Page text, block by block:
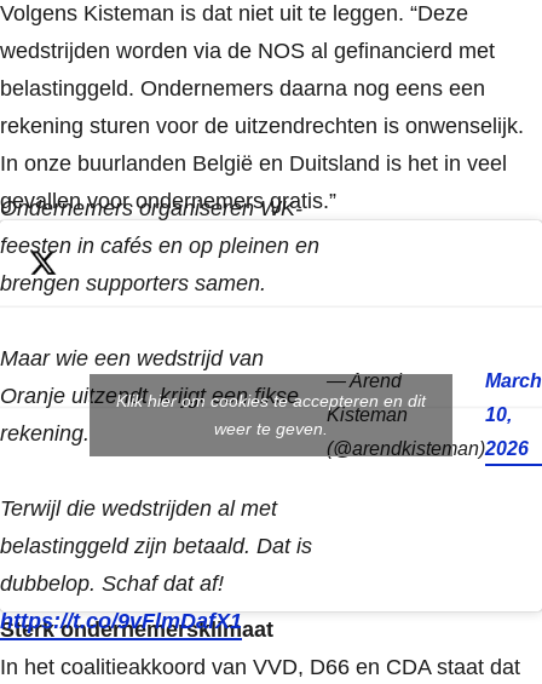
Volgens Kisteman is dat niet uit te leggen. “Deze
wedstrijden worden via de NOS al gefinancierd met
belastinggeld. Ondernemers daarna nog eens een
rekening sturen voor de uitzendrechten is onwenselijk.
In onze buurlanden België en Duitsland is het in veel
gevallen voor ondernemers gratis.”
Ondernemers organiseren WK-
feesten in cafés en op pleinen en
brengen supporters samen.
Maar wie een wedstrijd van
Oranje uitzendt, krijgt een fikse
rekening.
Terwijl die wedstrijden al met
belastinggeld zijn betaald. Dat is
dubbelop. Schaf dat af!
https://t.co/9vFlmDafX1
— Arend
Kisteman
(@arendkisteman)
March
10,
2026
Klik hier om cookies te accepteren en dit
weer te geven.
Sterk ondernemersklimaat
In het coalitieakkoord van VVD, D66 en CDA staat dat